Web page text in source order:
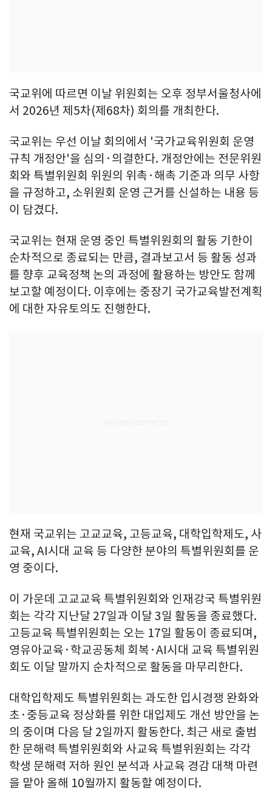
국교위에 따르면 이날 위원회는 오후 정부서울청사에
서 2026년 제5차(제68차) 회의를 개최한다.
국교위는 우선 이날 회의에서 '국가교육위원회 운영
규칙 개정안'을 심의·의결한다. 개정안에는 전문위원
회와 특별위원회 위원의 위촉·해촉 기준과 의무 사항
을 규정하고, 소위원회 운영 근거를 신설하는 내용 등
이 담겼다.
국교위는 현재 운영 중인 특별위원회의 활동 기한이
순차적으로 종료되는 만큼, 결과보고서 등 활동 성과
를 향후 교육정책 논의 과정에 활용하는 방안도 함께
보고할 예정이다. 이후에는 중장기 국가교육발전계획
에 대한 자유토의도 진행한다.
현재 국교위는 고교교육, 고등교육, 대학입학제도, 사
교육, AI시대 교육 등 다양한 분야의 특별위원회를 운
영 중이다.
이 가운데 고교교육 특별위원회와 인재강국 특별위원
회는 각각 지난달 27일과 이달 3일 활동을 종료했다.
고등교육 특별위원회는 오는 17일 활동이 종료되며,
영유아교육·학교공동체 회복·AI시대 교육 특별위원
회도 이달 말까지 순차적으로 활동을 마무리한다.
대학입학제도 특별위원회는 과도한 입시경쟁 완화와
초·중등교육 정상화를 위한 대입제도 개선 방안을 논
의 중이며 다음 달 2일까지 활동한다. 최근 새로 출범
한 문해력 특별위원회와 사교육 특별위원회는 각각
학생 문해력 저하 원인 분석과 사교육 경감 대책 마련
을 맡아 올해 10월까지 활동할 예정이다.